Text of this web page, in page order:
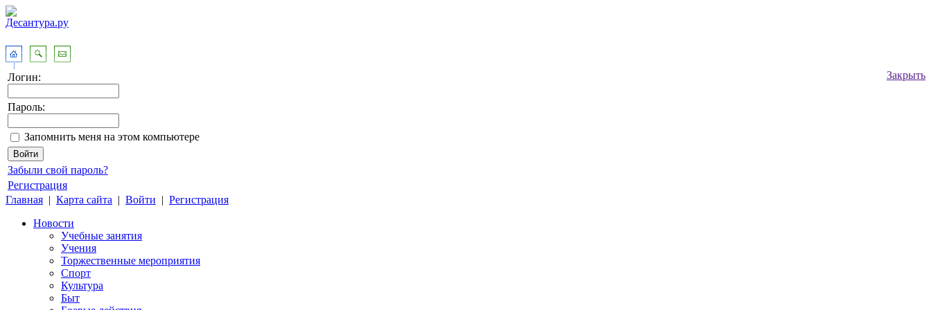
Закрыть
Логин:
Пароль:
Запомнить меня на этом компьютере
Забыли свой пароль?
Регистрация
Главная | Карта сайта | Войти | Регистрация
Новости
Учебные занятия
Учения
Торжественные мероприятия
Спорт
Культура
Быт